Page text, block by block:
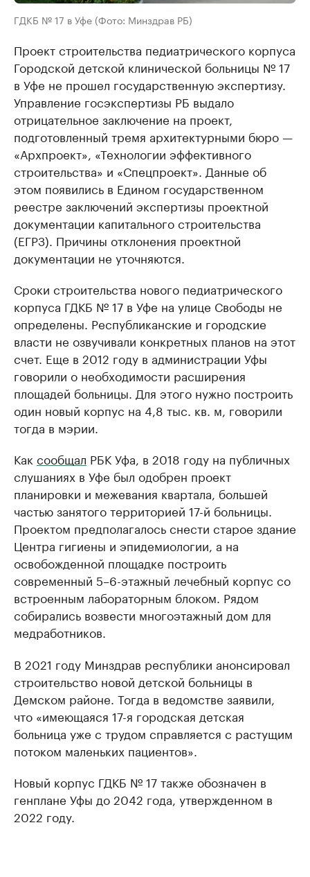
ГДКБ № 17 в Уфе (Фото: Минздрав РБ)
Проект строительства педиатрического корпуса
Городской детской клинической больницы № 17
в Уфе не прошел государственную экспертизу.
Управление госэкспертизы РБ выдало
отрицательное заключение на проект,
подготовленный тремя архитектурными бюро —
«Архпроект», «Технологии эффективного
строительства» и «Спецпроект». Данные об
этом появились в Едином государственном
реестре заключений экспертизы проектной
документации капитального строительства
(ЕГРЗ). Причины отклонения проектной
документации не уточняются.
Сроки строительства нового педиатрического
корпуса ГДКБ № 17 в Уфе на улице Свободы не
определены. Республиканские и городские
власти не озвучивали конкретных планов на этот
счет. Еще в 2012 году в администрации Уфы
говорили о необходимости расширения
площадей больницы. Для этого нужно построить
один новый корпус на 4,8 тыс. кв. м, говорили
тогда в мэрии.
Как сообщал РБК Уфа, в 2018 году на публичных
слушаниях в Уфе был одобрен проект
планировки и межевания квартала, большей
частью занятого территорией 17-й больницы.
Проектом предполагалось снести старое здание
Центра гигиены и эпидемиологии, а на
освобожденной площадке построить
современный 5–6-этажный лечебный корпус со
встроенным лабораторным блоком. Рядом
собирались возвести многоэтажный дом для
медработников.
В 2021 году Минздрав республики анонсировал
строительство новой детской больницы в
Демском районе. Тогда в ведомстве заявили,
что «имеющаяся 17-я городская детская
больница уже с трудом справляется с растущим
потоком маленьких пациентов».
Новый корпус ГДКБ № 17 также обозначен в
генплане Уфы до 2042 года, утвержденном в
2022 году.